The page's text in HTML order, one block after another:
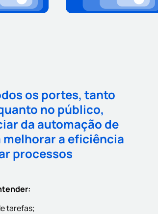
os portes, tanto
no público,
da automação de
a eficiência
processos
tarefas;